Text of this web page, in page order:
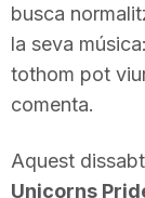
busca
la seva
tothom pot
comenta.
Aquest
Unicorns